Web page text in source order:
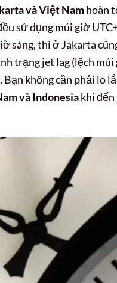
và Việt Namhoàn
sử dụng múi giờ
sáng, thì ở Jakarta
trạng jet lag (lệch múi
không cần phải lo
và Indonesiakhi